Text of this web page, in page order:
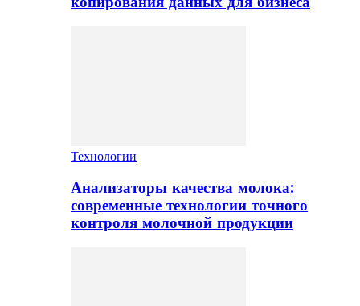
Технологии
Анализаторы качества молока:
современные технологии точного
контроля молочной продукции